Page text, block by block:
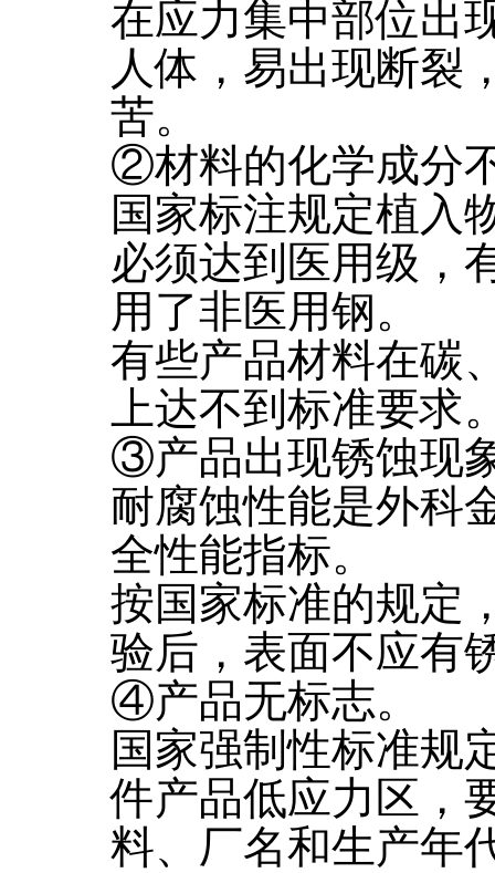
在应力集中部位出
人体，易出现断裂
苦。
②材料的化学成分
国家标注规定植入
必须达到医用级，
用了非医用钢。
有些产品材料在碳
上达不到标准要求
③产品出现锈蚀现
耐腐蚀性能是外科
全性能指标。
按国家标准的规定
验后，表面不应有
④产品无标志。
国家强制性标准规
件产品低应力区，
料、厂名和生产年